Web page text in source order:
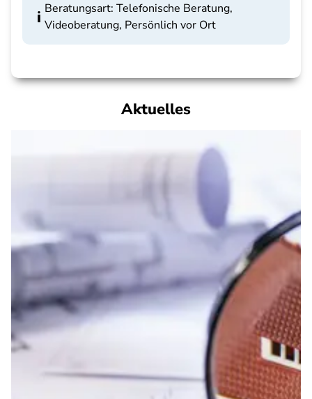
Beratungsart: Telefonische Beratung,
Videoberatung, Persönlich vor Ort
Aktuelles